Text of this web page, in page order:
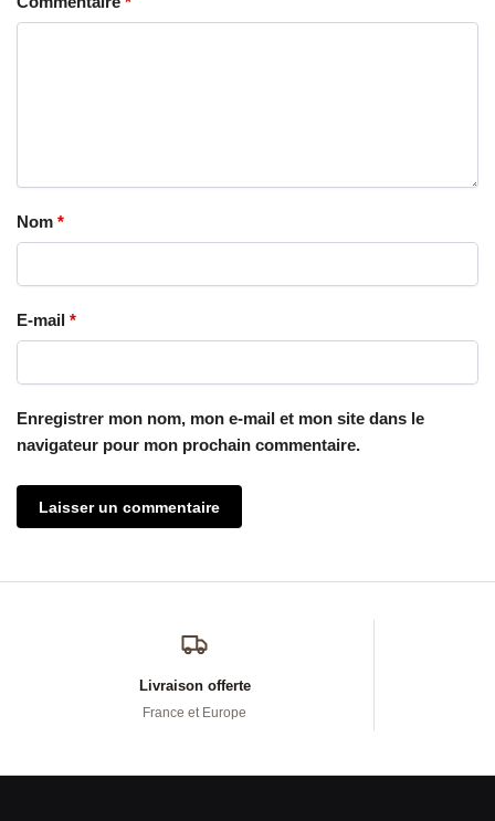
Nom *
E-mail *
Enregistrer mon nom, mon e-mail et mon site dans le
navigateur pour mon prochain commentaire.
Livraison offerte
France et Europe